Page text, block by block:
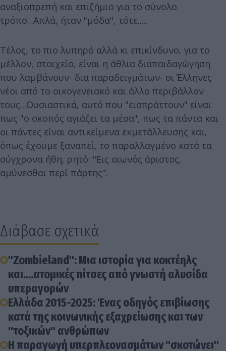
αναξιοπρεπή και επιζήμιο για το σύνολο
τρόπο...Απλά, ήταν "μόδα", τότε.....
Τέλος, το πιο λυπηρό αλλά κι επικίνδυνο, για το
μέλλον, στοιχείο, είναι η άθλια διαπαιδαγώγηση
που λαμβάνουν- δια παραδειγμάτων- οι Έλληνες
νέοι από το οικογενειακό και άλλο περιβάλλον
τους...Ουσιαστικά, αυτό που "εισπράττουν" είναι
πως "ο σκοπός αγιάζει τα μέσα", πως τα πάντα και
οι πάντες είναι αντικείμενα εκμετάλλευσης και,
όπως έχουμε ξαναπεί, το παραλλαγμένο κατά τα
σύγχρονα ήθη, ρητό: "Εις οιωνός άριστος,
αμύνεσθαι περί πάρτης".
Διάβασε σχετικά
"Zombieland": Μια ιστορία για κοκτέηλς
και....ατομικές πίτσες από γνωστή αλυσίδα
υπεραγορών
Ελλάδα 2015-2025: Ένας οδηγός επιβίωσης
κατά της κοινωνικής εξαχρείωσης και των
"τοξικών" ανθρώπων
Η παραγωγή υπερπλεονασμάτων "σκοτώνει"